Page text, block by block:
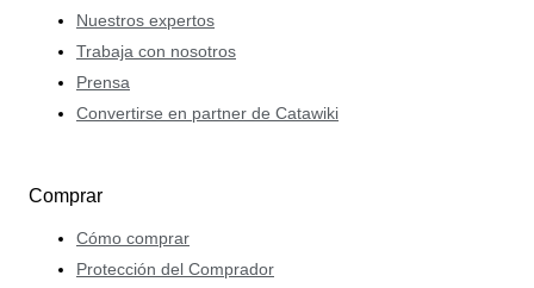
Nuestros expertos
Trabaja con nosotros
Prensa
Convertirse en partner de Catawiki
Comprar
Cómo comprar
Protección del Comprador